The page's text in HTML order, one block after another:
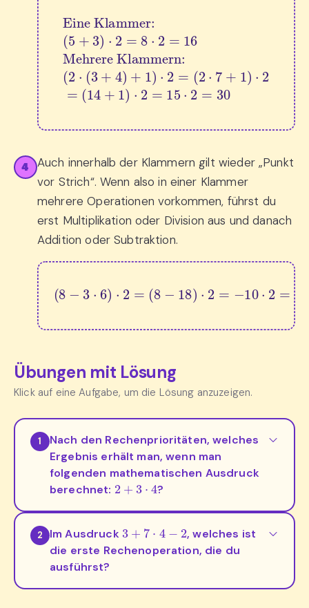
Eine Klammer:
(5+3) ⋅2=8⋅2=16
( 2⋅(3+4)+1)
(14+1)⋅
4
Auch innerhalb der Klammern gilt wieder „Punkt
vor Strich“. Wenn also in einer Klammer
mehrere Operationen vorkommen, führst du
erst Multiplikation oder Division aus und danach
Addition oder Subtraktion.
− ⋅6) 2= (8 −18 ⋅2=− 10⋅2 −20
Übungen mit Lösung
Klick auf eine Aufgabe, um die Lösung anzuzeigen.
1
Nach den Rechenprioritäten, welches
Ergebnis erhält man, wenn man
folgenden mathematischen Ausdruck
berechnet: 2+3⋅4 ?
2 Im Ausdruck 3 +7 ⋅4 −2
, welches ist
die erste Rechenoperation, die du
ausführst?